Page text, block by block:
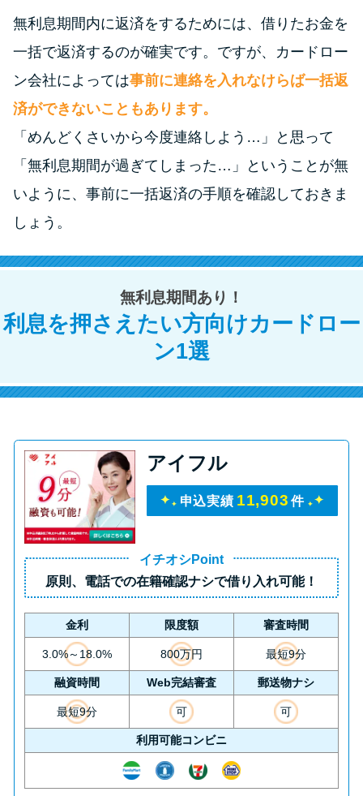
安や審査に通らない理由
ブラックでもお金を借りるに
は？3つの判断基準と工面法
アコムはブラックでも審査に通
る？ 自分がブラックか確かめる
方法
の？ カードローンの選び方を徹
プロミスの返済方法を徹底解
説！ もっとも便利でお得な返済
落ちる？バンクイックの口コミ
を分析
みずほ銀行カードローンの問い
合わせ先とシーン別の問い合わ
せ方法
無利息期間内に返済をするためには、借りたお金を
一括で返済するのが確実です。ですが、カードロー
ン会社によっては事前に連絡を入れなけらば一括返
済ができないこともあります。
「めんどくさいから今度連絡しよう…」と思って
「無利息期間が過ぎてしまった…」ということが無
いように、事前に一括返済の手順を確認しておきま
しょう。
無利息期間あり！
利息を押さえたい方向けカードロー
ン1選
アイフル
申込実績 11,903 件
イチオシPoint
原則、 電話での在籍確認ナシで借り入れ可能！
金利 限度額 審査時間
3.0%～18.0% 800万円 最短9分
融資時間 Web完結審査 郵送物ナシ
最短9分 可 可
利用可能コンビニ